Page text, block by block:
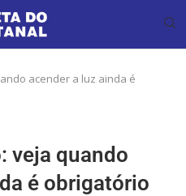
acender a luz ainda é
veja quando
é obrigatório